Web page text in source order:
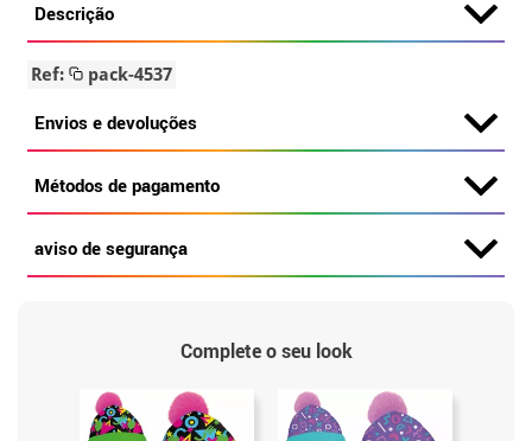
Descrição
Ref: pack-4537
Envios e devoluções
Métodos de pagamento
aviso de segurança
Complete o seu look